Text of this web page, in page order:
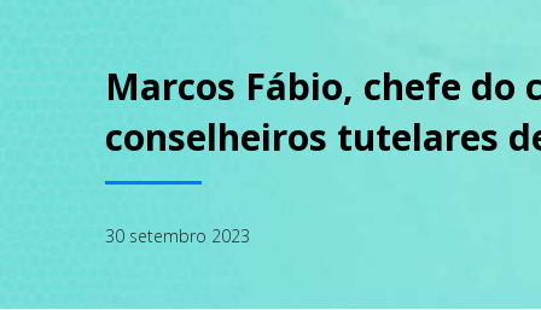
Marcos Fábio, chefe
conselheiros tutelares
30 setembro 2023